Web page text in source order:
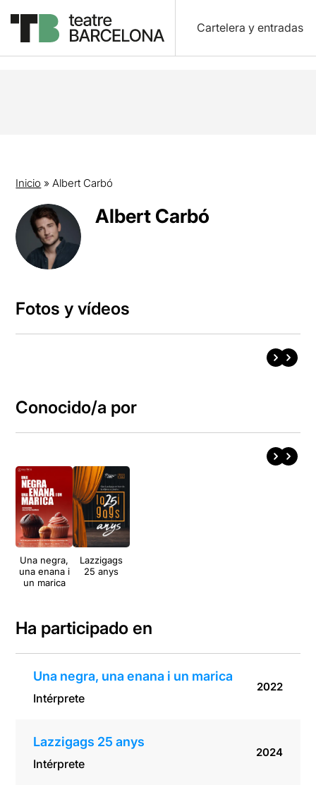
Cartelera y entradas
Inicio »Albert Carbó
Albert Carbó
Fotos y vídeos
Conocido/a por
Una negra,
una enana i
un marica
Lazzigags
25 anys
Ha participado en
Una negra, una enana i un marica
Intérprete
2022
Lazzigags 25 anys
Intérprete
2024